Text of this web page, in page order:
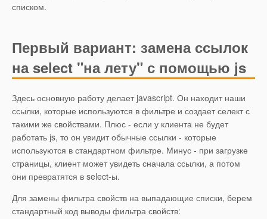
списком.
Первый вариант: замена ссылок
на select "на лету" с помощью js
Здесь основную работу делает javascript. Он находит наши
ссылки, которые используются в фильтре и создает селект с
такими же свойствами. Плюс - если у клиента не будет
работать js, то он увидит обычные ссылки - которые
используются в стандартном фильтре. Минус - при загрузке
страницы, клиент может увидеть сначала ссылки, а потом
они превратятся в select-ы.
Для замены фильтра свойств на выпадающие списки, берем
стандартный код выводы фильтра свойств: